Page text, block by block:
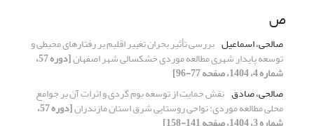
ص
صالحی، اسماعیل بررسی تأثیر بحران تغییر اقلیم بر رفتارهای محیطی و
توسعه پایدار شهری مطالعه موردی خشکسالی شهر اصفهان [دوره 57،
شماره 4، 1404، صفحه 77-96]
صالحی، صادق نقش حمایت از توسعه بوم گردی و اثرات آن بر جوامع
محلی مطالعه موردی: نواحی روستایی شرق استان مازندران [دوره 57،